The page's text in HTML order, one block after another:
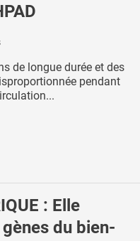
de longue durée et des
pendant
: Elle
du bien-